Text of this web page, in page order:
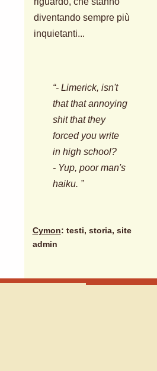
diventando sempre più
inquietanti...
“- Limerick, isn't
that that annoying
shit that they
forced you write
in high school?
- Yup, poor man's
haiku. ”
Cymon: testi, storia, site
admin